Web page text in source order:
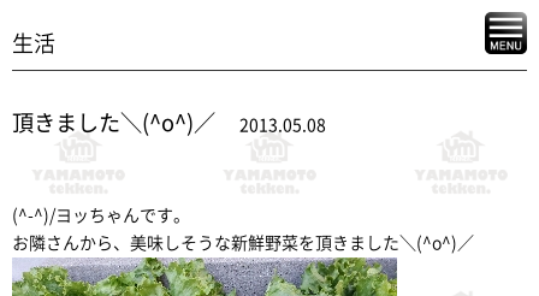
生活
頂きました＼(^o^)／ 2013.05.08
(^-^)/ヨッちゃんです。
お隣さんから、美味しそうな新鮮野菜を頂きました＼(^o^)／